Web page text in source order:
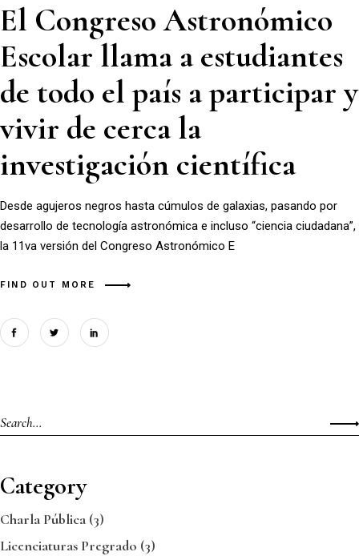
El Congreso Astronómico
Escolar llama a estudiantes
de todo el país a participar y
vivir de cerca la
investigación científica
Desde agujeros negros hasta cúmulos de galaxias, pasando por
desarrollo de tecnología astronómica e incluso “ciencia ciudadana”,
la 11va versión del Congreso Astronómico E
FIND OUT MORE
Category
Charla Pública (3)
Licenciaturas Pregrado (3)